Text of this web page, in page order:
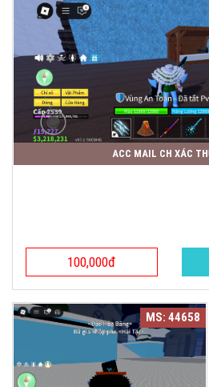
ACC MAIL CH XÁC
100,000đ
MS: 44658